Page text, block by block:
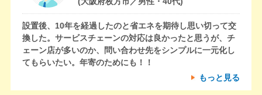
設置後、10年を経過したのと省エネを期待し思い切って交
換した。サービスチェーンの対応は良かったと思うが、チ
ェーン店が多いのか、問い合わせ先をシンプルに一元化し
てもらいたい。年寄のためにも！！
もっと見る